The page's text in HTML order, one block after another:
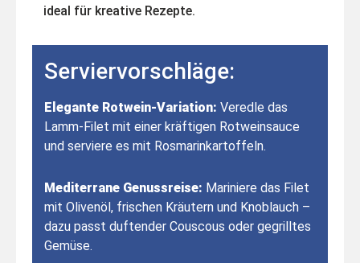
ideal für kreative Rezepte.
Serviervorschläge:
Elegante Rotwein-Variation: Veredle das
Lamm-Filet mit einer kräftigen Rotweinsauce
und serviere es mit Rosmarinkartoffeln.
Mediterrane Genussreise: Mariniere das Filet
mit Olivenöl, frischen Kräutern und Knoblauch –
dazu passt duftender Couscous oder gegrilltes
Gemüse.